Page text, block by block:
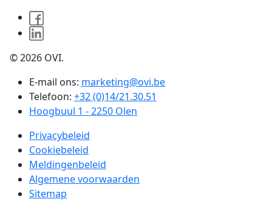
© 2026 OVI.
E-mail ons: marketing@ovi.be
Telefoon: +32 (0)14/21.30.51
Hoogbuul 1 - 2250 Olen
Privacybeleid
Cookiebeleid
Meldingenbeleid
Algemene voorwaarden
Sitemap